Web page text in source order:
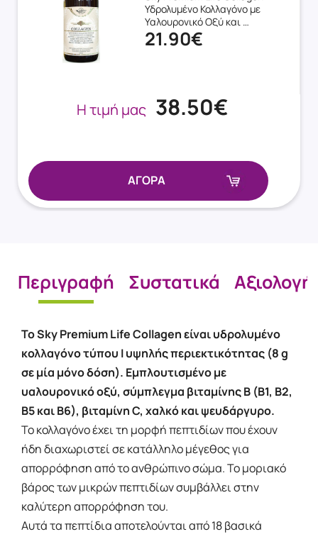
Υδρολυμένο Κολλαγόνο με
Υαλουρονικό Οξύ και …
21.90€
Η τιμή μας 38.50€
ΑΓΟΡΑ
Περιγραφή Συστατικά
Το Sky Premium Life Collagen είναι υδρολυμένο
κολλαγόνο τύπου I υψηλής περιεκτικότητας (8 g
σε μία μόνο δόση). Εμπλουτισμένο με
υαλουρονικό οξύ, σύμπλεγμα βιταμίνης Β (Β1, Β2,
Β5 και Β6), βιταμίνη C, χαλκό και ψευδάργυρο.
Το κολλαγόνο έχει τη μορφή πεπτιδίων που έχουν
ήδη διαχωριστεί σε κατάλληλο μέγεθος για
απορρόφηση από το ανθρώπινο σώμα. Το μοριακό
βάρος των μικρών πεπτιδίων συμβάλλει στην
καλύτερη απορρόφηση του.
Αυτά τα πεπτίδια αποτελούνται από 18 βασικά